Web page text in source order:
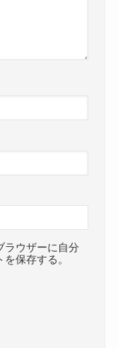
ラウザーに自分
保存する。